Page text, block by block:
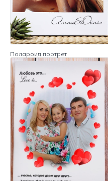
Полароид портрет